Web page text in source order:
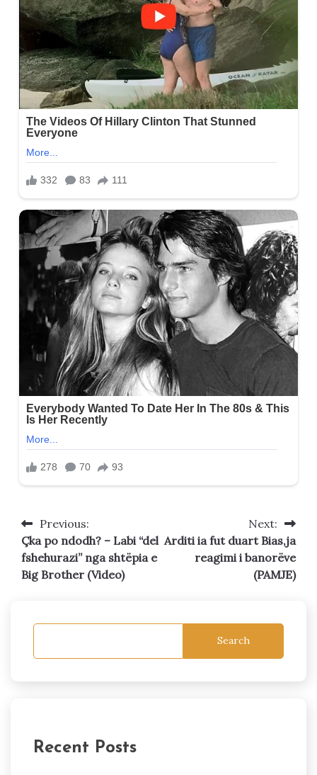
Post
navigation
Previous:
Çka po ndodh? – Labi “del
fshehurazi” nga shtëpia e
Big Brother (Video)
Next:
Arditi ia fut duart Bias,ja
reagimi i banorëve
(PAMJE)
Search
Recent Posts